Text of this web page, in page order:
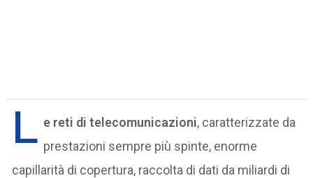
L e reti di telecomunicazioni, caratterizzate da
prestazioni sempre più spinte, enorme
capillarità di copertura, raccolta di dati da miliardi di